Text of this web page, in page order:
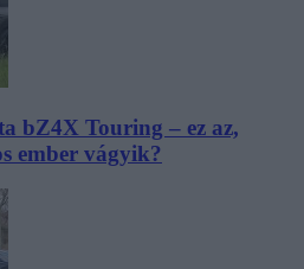
bZ4X Touring – ez az,
ember vágyik?